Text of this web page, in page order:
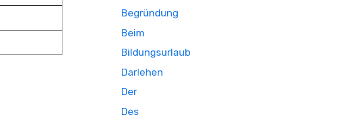
Begründung
Beim
Bildungsurlaub
Darlehen
Der
Des